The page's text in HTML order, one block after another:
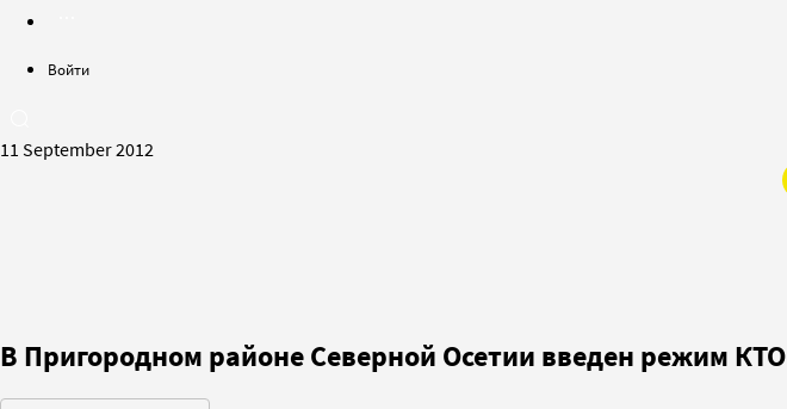
Войти
11 September 2012
В Пригородном районе Северной Осетии введен режим КТО